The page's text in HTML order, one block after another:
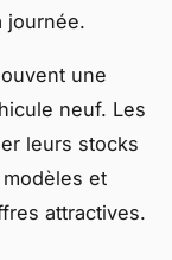
journée.
une
neuf. Les
leurs stocks
et
attractives.